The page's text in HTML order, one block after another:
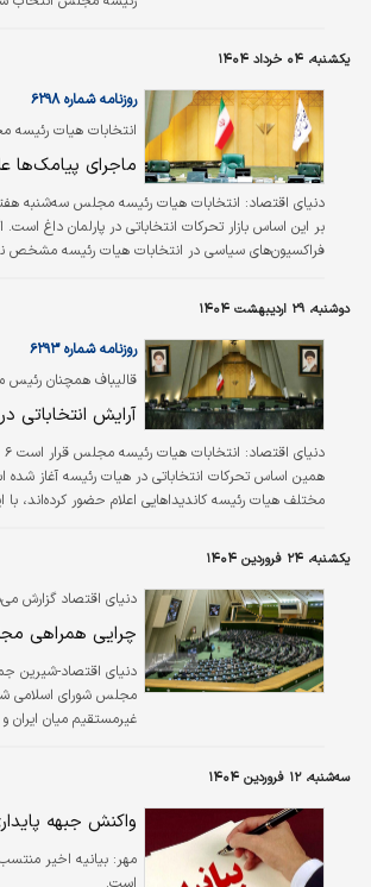
راستینه، نماینده
پایداری در مجلس بود.
رای کسب کند که این رای
در مجلس است.
یکشنبه، ۰۴ خرداد ۱۴۰۴
انتخابات هیات رئیسه
روزنامه شماره ۶۲۹۸
ماجرای پیامک‌ها
دنیای اقتصاد: انتخابات هیات رئیسه مجلس سه‌شنبه
بر این اساس بازار تحرکات انتخاباتی در پارلمان داغ
فراکسیون‌های سیاسی در انتخابات هیات رئیسه مشخص
خصوص انتخابات هیات رئیسه مجلس برگزار کرده، اما
قرار است سه‌شنبه صبح جلسه‌ای را در این خصوص برگزار
درصد…
دوشنبه، ۲۹ اردیبهشت ۱۴۰۴
قالیباف همچنان رئیس
روزنامه شماره ۶۲۹۳
آرایش انتخاباتی
دنیای اقتصاد:
همین اساس تحرکات انتخاباتی در هیات رئیسه آغاز شده
مختلف هیات رئیسه کاندیداهایی اعلام حضور کرده‌اند، با
حالا اما آن‌طور که احمد بیگدلی، عضو فراکسیون
برای…
یکشنبه، ۲۴ فروردین ۱۴۰۴
دنیای اقتصاد گزارش
چرایی همراهی
دنياي اقتصاد-شيرين
مجلس شورای اسلامی
غیر‌مستقیم میان ایران
تفاوت در کمرنگ شدن
راهروهای مجلس شنیده
جبهه پایداری به دنبال
سه‌شنبه، ۱۲ فروردین ۱۴۰۴
واکنش جبهه
مهر: بیانیه اخیر